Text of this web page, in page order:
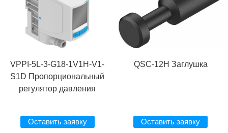
VPPI-5L-3-G18-1V1H-V1-
S1D Пропорциональный
регулятор давления
Оставить заявку
QSC-12H Заглушка
Оставить заявку